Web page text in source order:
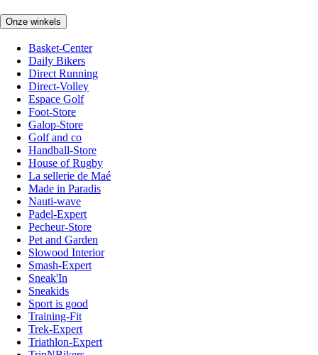
Onze winkels
Basket-Center
Daily Bikers
Direct Running
Direct-Volley
Espace Golf
Foot-Store
Galop-Store
Golf and co
Handball-Store
House of Rugby
La sellerie de Maé
Made in Paradis
Nauti-wave
Padel-Expert
Pecheur-Store
Pet and Garden
Slowood Interior
Smash-Expert
Sneak'In
Sneakids
Sport is good
Training-Fit
Trek-Expert
Triathlon-Expert